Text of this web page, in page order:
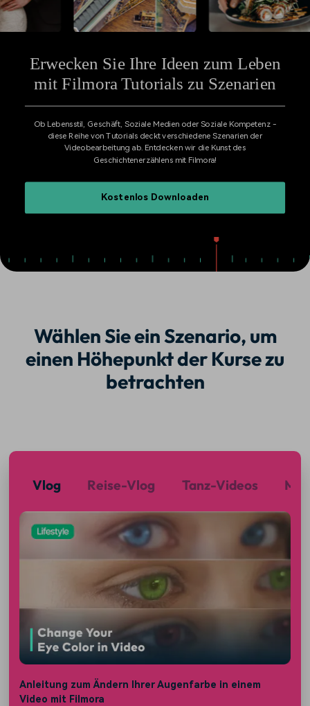
Prompts – schnell ähnliche
Videos erstellen
fortgeschrittene
Videobearbeitungsfähigkeiten
Kickstart Bootcamp
erweitern Sie Ihre
Fähigkeiten mit Filmora
DIY-Spezialeffekte
Spezialeffekt erzeugen
Creator
Monetarisierungs-
Freunde-werben-
Programm
An Freunde empfehlen,
Community
Kontakt
Wir helfen Ihnen gerne weiter
Kundengeschichten
Erfahren Sie, wie unsere
Partnerschaften auf
Unternehmensniveau
Suchen
Erwecken Sie Ihre Ideen zum Leben
mit Filmora Tutorials zu Szenarien
Ob Lebensstil, Geschäft, Soziale Medien oder Soziale Kompetenz -
diese Reihe von Tutorials deckt verschiedene Szenarien der
Videobearbeitung ab. Entdecken wir die Kunst des
Geschichtenerzählens mit Filmora!
Kostenlos Downloaden
Wählen Sie ein Szenario, um
einen Höhepunkt der Kurse zu
betrachten
Vlog Reise-Vlog Tanz-Videos MV
Anleitung zum Ändern Ihrer Augenfarbe in einem
Video mit Filmora